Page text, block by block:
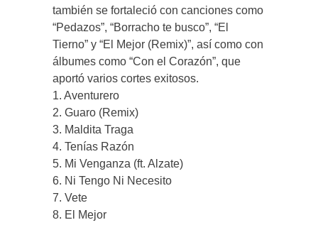
también se fortaleció con canciones como
“Pedazos”, “Borracho te busco”, “El
Tierno” y “El Mejor (Remix)”, así como con
álbumes como “Con el Corazón”, que
aportó varios cortes exitosos.
1. Aventurero
2. Guaro (Remix)
3. Maldita Traga
4. Tenías Razón
5. Mi Venganza (ft. Alzate)
6. Ni Tengo Ni Necesito
7. Vete
8. El Mejor